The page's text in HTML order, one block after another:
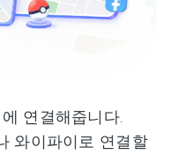
연결해줍니다.
와이파이로 연결할